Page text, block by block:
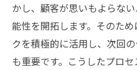
かし、顧客が思いもよらな
能性を開拓します。そのた
クを積極的に活用し、次回
も重要です。こうしたプロ